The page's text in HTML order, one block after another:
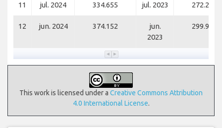
11 jul. 2024 334.655 jul. 2023 272.261
12 jun. 2024 374.152
jun.
2023
299.933
This work is licensed under a Creative Commons Attribution
4.0 International License.